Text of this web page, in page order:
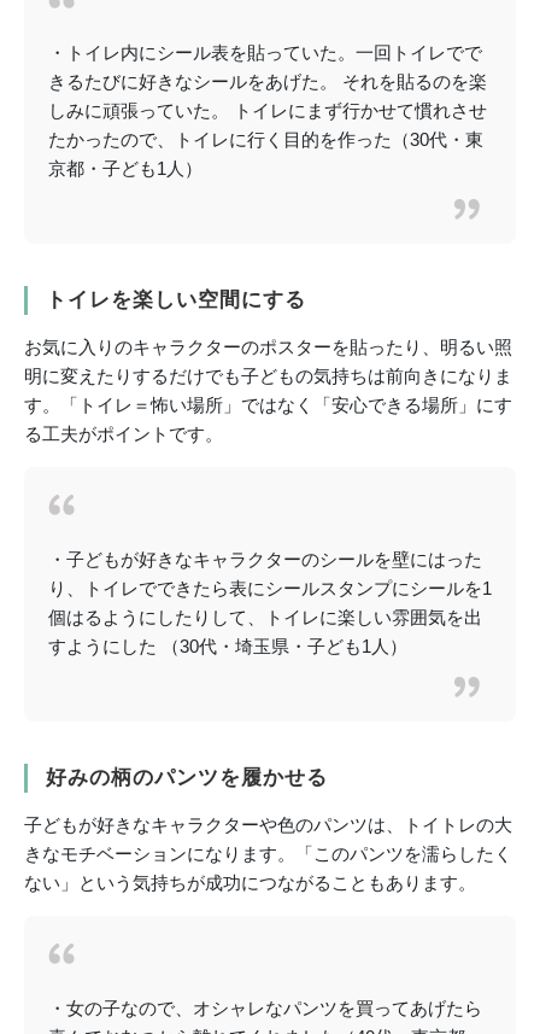
・トイレ内にシール表を貼っていた。一回トイレでで
きるたびに好きなシールをあげた。 それを貼るのを楽
しみに頑張っていた。 トイレにまず行かせて慣れさせ
たかったので、トイレに行く目的を作った（30代・東
京都・子ども1人）
トイレを楽しい空間にする
お気に入りのキャラクターのポスターを貼ったり、明るい照
明に変えたりするだけでも子どもの気持ちは前向きになりま
す。「トイレ＝怖い場所」ではなく「安心できる場所」にす
る工夫がポイントです。
・子どもが好きなキャラクターのシールを壁にはった
り、トイレでできたら表にシールスタンプにシールを1
個はるようにしたりして、トイレに楽しい雰囲気を出
すようにした （30代・埼玉県・子ども1人）
好みの柄のパンツを履かせる
子どもが好きなキャラクターや色のパンツは、トイトレの大
きなモチベーションになります。「このパンツを濡らしたく
ない」という気持ちが成功につながることもあります。
・女の子なので、オシャレなパンツを買ってあげたら